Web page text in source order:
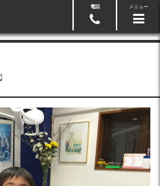
電話 メニュー
03-5991-3918